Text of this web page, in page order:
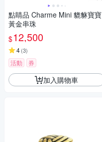
點睛品 Charme Mini 貔貅寶寶
黃金串珠
$12,500
4(3)
活動 券
加入購物車